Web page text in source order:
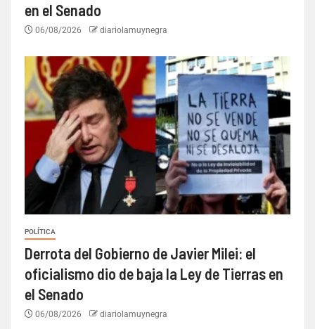
en el Senado
06/08/2026 diariolamuynegra
POLÍTICA
Derrota del Gobierno de Javier Milei: el
oficialismo dio de baja la Ley de Tierras en
el Senado
06/08/2026 diariolamuynegra